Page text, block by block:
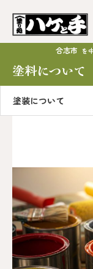
合志市 を
塗料について
塗装について